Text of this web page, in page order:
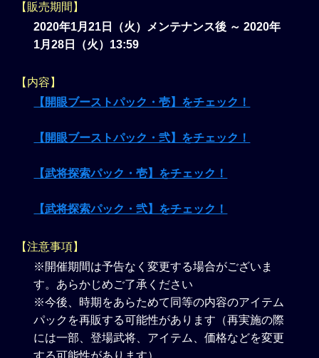
【販売期間】
2020年1月21日（火）メンテナンス後 ～ 2020年
1月28日（火）13:59
【内容】
【開眼ブーストパック・壱】をチェック！
【開眼ブーストパック・弐】をチェック！
【武将探索パック・壱】をチェック！
【武将探索パック・弐】をチェック！
【注意事項】
※開催期間は予告なく変更する場合がございま
す。あらかじめご了承ください
※今後、時期をあらためて同等の内容のアイテム
パックを再販する可能性があります（再実施の際
には一部、登場武将、アイテム、価格などを変更